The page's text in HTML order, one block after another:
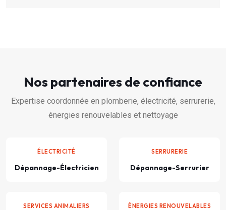
Nos partenaires de confiance
Expertise coordonnée en plomberie, électricité, serrurerie,
énergies renouvelables et nettoyage
ÉLECTRICITÉ
Dépannage-Électricien
SERRURERIE
Dépannage-Serrurier
SERVICES ANIMALIERS ÉNERGIES RENOUVELABLES